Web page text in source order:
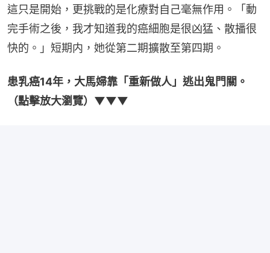
這只是開始，更挑戰的是化療對自己毫無作用。「動
完手術之後，我才知道我的癌細胞是很凶猛、散播很
快的。」短期内，她從第二期擴散至第四期。
患乳癌14年，大馬婦靠「重新做人」逃出鬼門關。
（點擊放大瀏覽）▼▼▼